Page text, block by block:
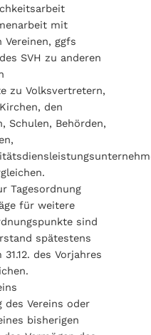
mit
Vereinen, ggfs
SVH zu anderen
zu Volksvertretern,
den
Schulen, Behörden,
Tagesordnung
für weitere
sind
spätestens
des Vorjahres
des Vereins oder
bisherigen